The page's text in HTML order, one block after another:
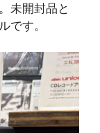
未開封品と
です。